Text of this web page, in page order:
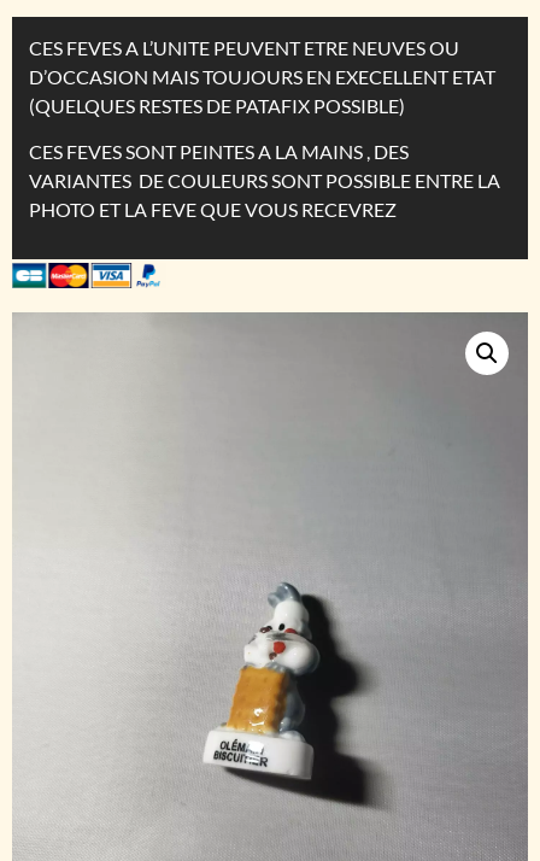
CES FEVES A L’UNITE PEUVENT ETRE NEUVES OU
D’OCCASION MAIS TOUJOURS EN EXECELLENT ETAT
(QUELQUES RESTES DE PATAFIX POSSIBLE)
CES FEVES SONT PEINTES A LA MAINS , DES
VARIANTES DE COULEURS SONT POSSIBLE ENTRE LA
PHOTO ET LA FEVE QUE VOUS RECEVREZ